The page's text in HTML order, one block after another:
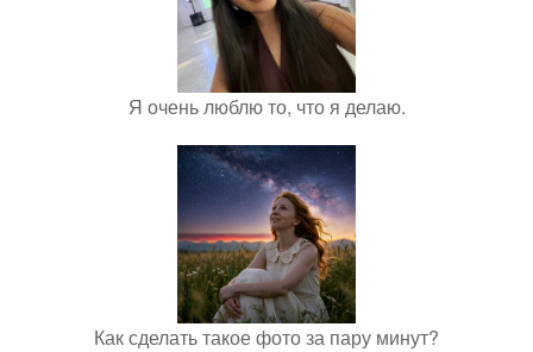
Я очень люблю то, что я делаю.
Как сделать такое фото за пару минут?